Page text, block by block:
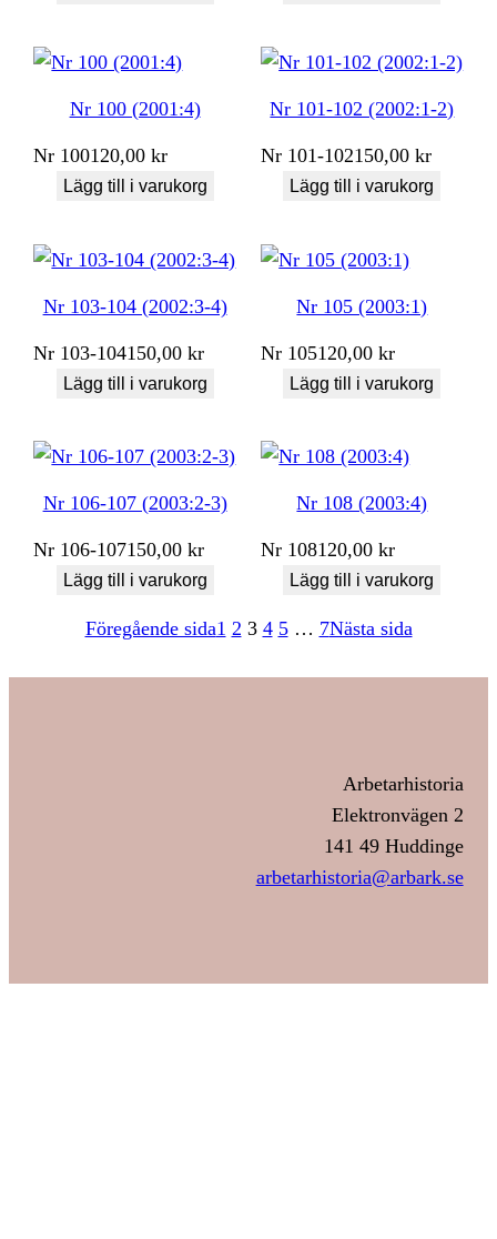
Nr 100 (2001:4)
Nr 100120,00kr
Lägg till i varukorg
Nr 101-102 (2002:1-2)
Nr 101-102150,00kr
Lägg till i varukorg
Nr 103-104 (2002:3-4)
Nr 103-104150,00kr
Lägg till i varukorg
Nr 105 (2003:1)
Nr 105120,00kr
Lägg till i varukorg
Nr 106-107 (2003:2-3)
Nr 106-107150,00kr
Lägg till i varukorg
Nr 108 (2003:4)
Nr 108120,00kr
Lägg till i varukorg
Föregående sida1 2 3 4 5 … 7Nästa sida
Arbetarhistoria
Elektronvägen 2
141 49 Huddinge
arbetarhistoria@arbark.se